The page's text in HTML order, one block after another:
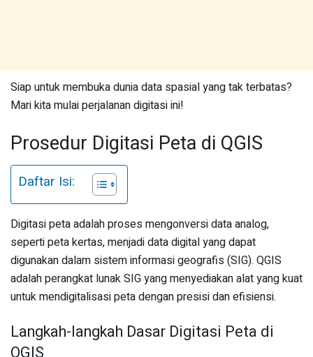
Siap untuk membuka dunia data spasial yang tak terbatas?
Mari kita mulai perjalanan digitasi ini!
Prosedur Digitasi Peta di QGIS
Daftar Isi:
Digitasi peta adalah proses mengonversi data analog,
seperti peta kertas, menjadi data digital yang dapat
digunakan dalam sistem informasi geografis (SIG). QGIS
adalah perangkat lunak SIG yang menyediakan alat yang kuat
untuk mendigitalisasi peta dengan presisi dan efisiensi.
Langkah-langkah Dasar Digitasi Peta di